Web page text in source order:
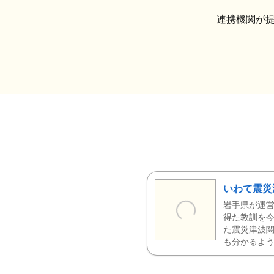
連携機関が
いわて震
岩手県が運
得た教訓を
た震災津波
も分かるよ